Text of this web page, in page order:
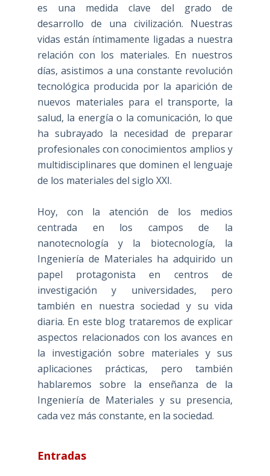
es una medida clave del grado de
desarrollo de una civilización. Nuestras
vidas están íntimamente ligadas a nuestra
relación con los materiales. En nuestros
días, asistimos a una constante revolución
tecnológica producida por la aparición de
nuevos materiales para el transporte, la
salud, la energía o la comunicación, lo que
ha subrayado la necesidad de preparar
profesionales con conocimientos amplios y
multidisciplinares que dominen el lenguaje
de los materiales del siglo XXI.
Hoy, con la atención de los medios
centrada en los campos de la
nanotecnología y la biotecnología, la
Ingeniería de Materiales ha adquirido un
papel protagonista en centros de
investigación y universidades, pero
también en nuestra sociedad y su vida
diaria. En este blog trataremos de explicar
aspectos relacionados con los avances en
la investigación sobre materiales y sus
aplicaciones prácticas, pero también
hablaremos sobre la enseñanza de la
Ingeniería de Materiales y su presencia,
cada vez más constante, en la sociedad.
Entradas